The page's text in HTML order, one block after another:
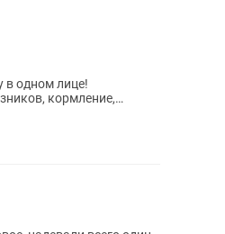
в одном лице!
кормление,